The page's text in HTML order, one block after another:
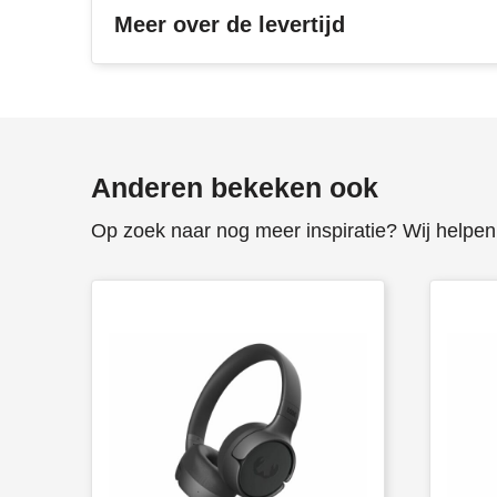
Meer over de levertijd
Anderen bekeken ook
Op zoek naar nog meer inspiratie? Wij